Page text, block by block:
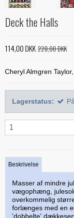
Stof efter farve
Treasure
Silketråd
Diverse tråde
Indlægsstoffer
Alle bøger
Bøger med 'Jelly
Paper/foundation
Quiltning
Mønstre
Alle mønstre
Mønstre til stamps
Nyt og anderledes
Mønstre fra Sew
Skabeloner og linealer
Creative Grids
Linealer
Studio 180 Design
Quilting
Quiltemønstre
Fortrykte
Lynlåse
Mesh og fold-over
Øvrigt tilbehør til
Kork og kunstlæder
Deck the Halls
114,00 DKK228,00 DKK
Cheryl Almgren
Lagerstatus:
Beskrivelse
Masser af mindre
vægophæng,
overkommelig
forlænges med en
'dobbelte'